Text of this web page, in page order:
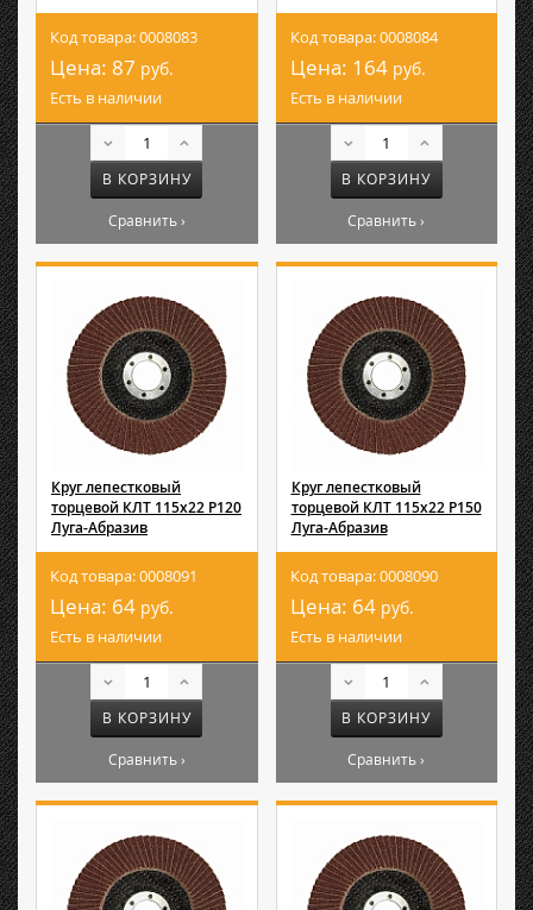
Код товара: 0008083
Цена: 87 руб.
Есть в наличии
В КОРЗИНУ
Сравнить ›
Код товара: 0008084
Цена: 164руб.
Есть в наличии
В КОРЗИНУ
Сравнить ›
Круг лепестковый
торцевой КЛТ 115х22 Р120
Луга-Абразив
Код товара: 0008091
Цена: 64 руб.
Есть в наличии
В КОРЗИНУ
Сравнить ›
Круг лепестковый
торцевой КЛТ 115х22 Р150
Луга-Абразив
Код товара: 0008090
Цена: 64руб.
Есть в наличии
В КОРЗИНУ
Сравнить ›